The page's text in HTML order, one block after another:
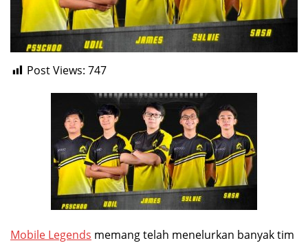
Post Views: 747
Mobile Legends memang telah menelurkan banyak tim